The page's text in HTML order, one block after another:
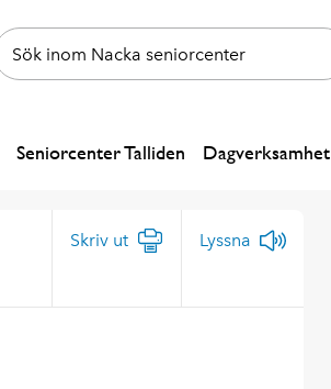
Seniorcenter Talliden Dagverksamhet
Skriv ut Lyssna